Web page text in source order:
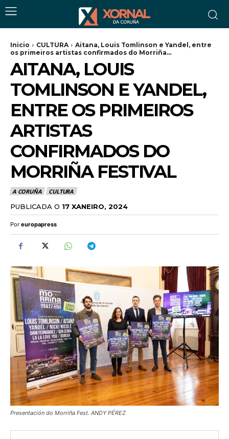
Inicio CULTURA
Aitana, Louis Tomlinson e Yandel, entre
os primeiros artistas confirmados do Morriña...
AITANA, LOUIS
TOMLINSON E YANDEL,
ENTRE OS PRIMEIROS
ARTISTAS
CONFIRMADOS DO
MORRIÑA FESTIVAL
A CORUÑA CULTURA
PUBLICADA O 17 XANEIRO, 2024
Por europapress
Presentación do Morriña Fest. ANDY PÉREZ